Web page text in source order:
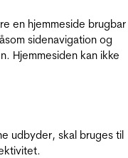
en hjemmeside
sidenavigation og
Hjemmesiden kan ikke
udbyder, skal bruges til